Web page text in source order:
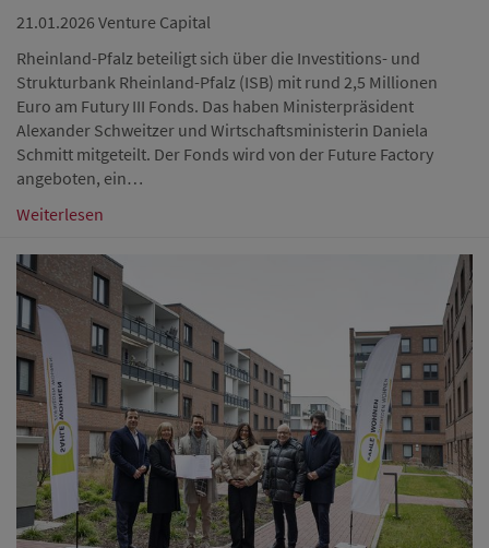
21.01.2026 Venture Capital
Rheinland-Pfalz beteiligt sich über die Investitions- und
Strukturbank Rheinland-Pfalz (ISB) mit rund 2,5 Millionen
Euro am Futury III Fonds. Das haben Ministerpräsident
Alexander Schweitzer und Wirtschaftsministerin Daniela
Schmitt mitgeteilt. Der Fonds wird von der Future Factory
angeboten, ein…
Weiterlesen